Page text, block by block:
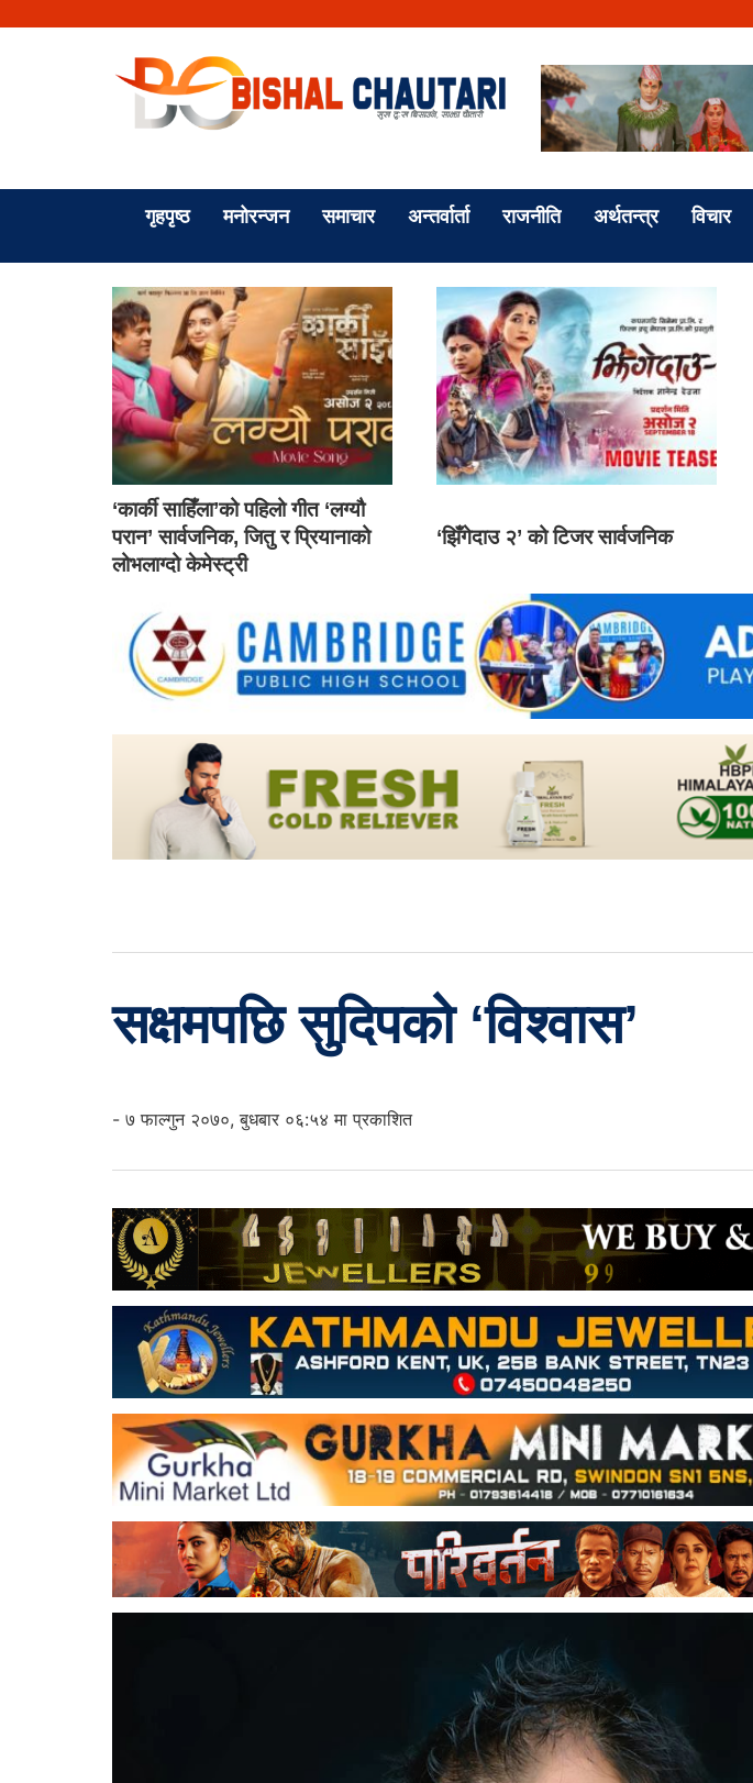
गृहपृष्ठ मनोरन्जन समाचार अन्तर्वार्ता राजनीति अर्थतन्त्र विचार
‘कार्की साहिँला’को पहिलो गीत ‘लग्यौ
परान’ सार्वजनिक, जितु र प्रियानाको
लोभलाग्दो केमेस्ट्री
‘झिँगेदाउ २’ को टिजर सार्वजनिक
सक्षमपछि सुदिपको ‘विश्वास’
- ७ फाल्गुन २०७०, बुधबार ०६:५४ मा प्रकाशित